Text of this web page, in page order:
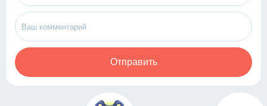
Отправить